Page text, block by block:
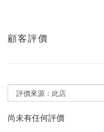
顧客評價
尚未有任何評價